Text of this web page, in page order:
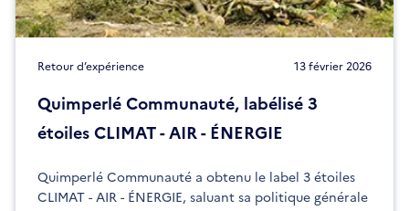
Retour d’expérience 13 février 2026
Quimperlé Communauté, labélisé 3
étoiles CLIMAT - AIR - ÉNERGIE
Quimperlé Communauté a obtenu le label 3 étoiles
CLIMAT - AIR - ÉNERGIE, saluant sa politique générale